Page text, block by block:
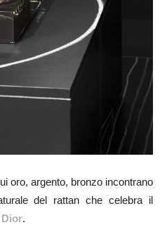
oro, argento, bronzo incontrano
del rattan che celebra il
Dior.